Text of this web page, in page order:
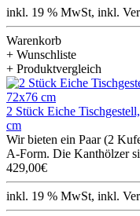
inkl. 19 % MwSt, inkl.
Warenkorb
+ Wunschliste
+ Produktvergleich
2 Stück Eiche
cm
Wir bieten ein Paar (2
A-Form. Die Kanthölzer
429,00€
inkl. 19 % MwSt, inkl.